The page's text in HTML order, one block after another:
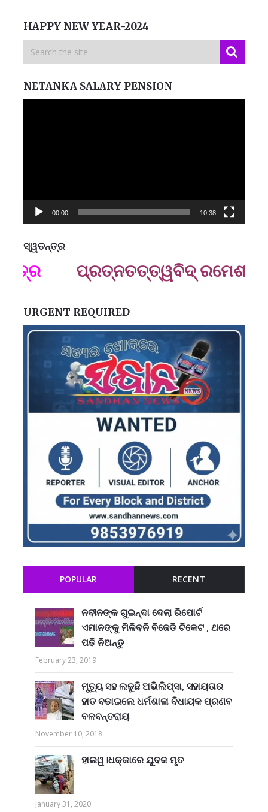
HAPPY NEW YEAR-2024
NETANKA SALARY PENSION
00:00 10:38
ସ୍ୱତନ୍ତ୍ର
ପ୍ରତ୍ନତ‌ତ୍ତ୍ୱବିଦ୍ ରମେଶ
URGENT REQUIRED
POPULAR RECENT
ନବୀନଙ୍କ ଗୁଇନ୍ଦା ଦେଲା ରିପୋର୍ଟ
ଏମାନଙ୍କୁ ମିଳିବନି ବିଜେଡି ଟିକେଟ , ଥରେ
ପଢି ନିଅନ୍ତୁ
February 23, 2019
ମୃତ୍ୟୁ ସହ ଲଢୁଛି ଅଭିଲିପ୍ସା, ସହାୟତାର
ହାତ ବଢାଇଲେ ଧର୍ମଶାଳା ବିଧାୟକ ପ୍ରଣବ
ବଳବନ୍ତରାୟ
November 10, 2018
ହାଇୱ।ଧକ୍କାରେ ଯୁବକ ମୃତ
January 31, 2020